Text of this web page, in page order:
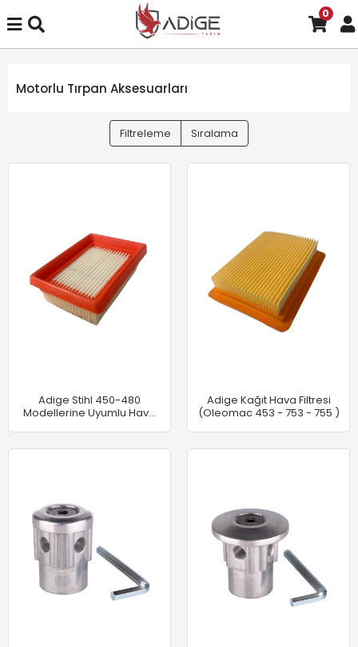
0
Motorlu Tırpan Aksesuarları
Filtreleme Sıralama
Adige Stihl 450-480
Modellerine Uyumlu Hava
Adige Kağıt Hava Filtresi
(Oleomac 453 - 753 - 755 )